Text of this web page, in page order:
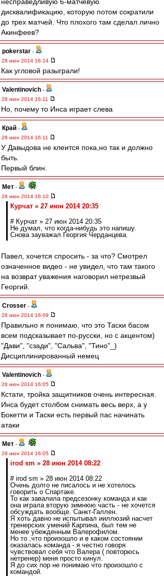
дисквалификацию, которую потом сократили
до трех матчей. Что плохого там сделал лично
Акинфеев?
pokerstar -
28 июн 2014 16:14
Как угловой разыграли!
Valentinovich -
28 июн 2014 16:11
Но, почему то Инса играет слева
Край -
28 июн 2014 16:11
У Давыдова не клеится пока,но так и должно
быть.
Первый блин.
Мет -
28 июн 2014 16:10
Курчат » 27 июн 2014 20:35
# Курчат » 27 июн 2014 20:35
Не думал, что когда-нибудь это напишу.
Снова зауважал Георгия Черданцева.
Павел, хочется спросить - за что? Смотрел
означенное видео - не увидел, что там такого
на возврат уважения наговорил нетрезвый
Георгий.
Crosser -
28 июн 2014 16:09
Правильно я понимаю, что это Таски басом
всем подсказывает по-русски, но с акцентом)
"Дави", "сзади", "Сальва", "Тино"_)
Дисциплинированный немец
Valentinovich -
28 июн 2014 16:05
Кстати, тройка защитников очень интересная.
Инса будет столбом снимать весь верх, а у
Бокетти и Таски есть первый пас начинать
атаки
Мет -
28 июн 2014 16:05
irod sm » 28 июн 2014 08:22
# irod sm » 28 июн 2014 08:22
Очень долго не писалось и не хотелось
говорить о Спартаке.
То как завалила предсезонку команда и как
она играла вторую зимнюю часть - не хочется
обсуждать вообще. Санкт-Галлен.
Я хоть давно не испытывал ииллюзий насчет
тренерских умений Карпина, был тем не
менее убежденным Валерофилом.
Но то ,что произошло и в каком состоянии
оказалась команда - я честно говоря
чувствовал себя что Валера ( повторюсь
нетренер) меня просто кинул.
Я до сих пор не понимаю что произошло с
командой.